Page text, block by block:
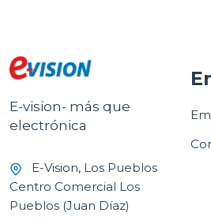
E-vision- más que
electrónica
E-Vision, Los Pueblos
Centro Comercial Los
Pueblos (Juan Díaz)